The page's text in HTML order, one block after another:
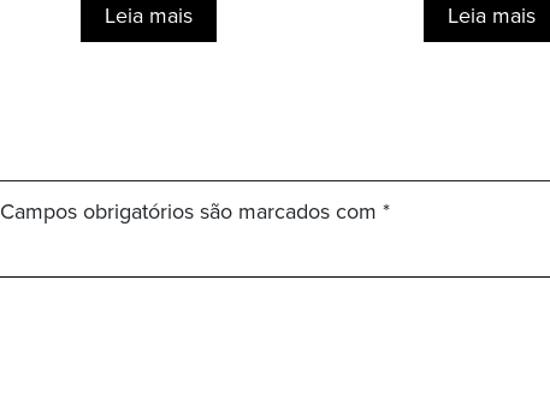
Leia mais Leia mais
Campos obrigatórios são marcados com *